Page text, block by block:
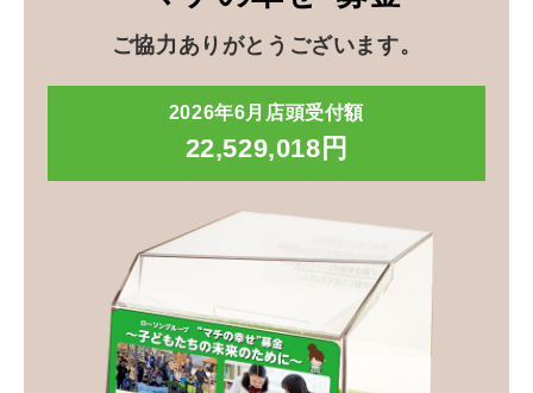
ご協力ありがとうございます。
2026年6月店頭受付額
22,529,018円